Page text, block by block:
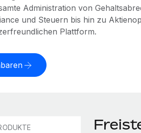
Administration von
und Steuern bis hin zu
Plattform.